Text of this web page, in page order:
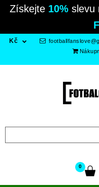
Získejte 10% slevu
Kč
0